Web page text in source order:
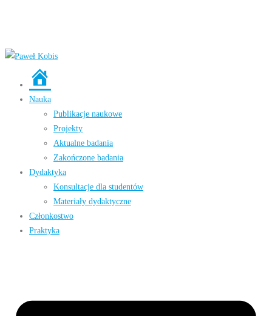
główna
Nauka
Publikacje naukowe
Projekty
Aktualne badania
Zakończone badania
Dydaktyka
Konsultacje dla studentów
Materiały dydaktyczne
Członkostwo
Praktyka